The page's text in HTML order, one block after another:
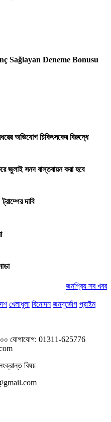
Sağlayan Deneme Bonusu
অভিযোগ চিকিৎসকের বিরুদ্ধে
জুলাই সনদ বাস্তবায়ন করা হবে
দাবি
জনপ্রিয় সব খবর
খেলাধুলা বিনোদন জনদূর্ভোগ প্রাইম
১১০০ যোগাযোগ: 01311-625776
বিষয়